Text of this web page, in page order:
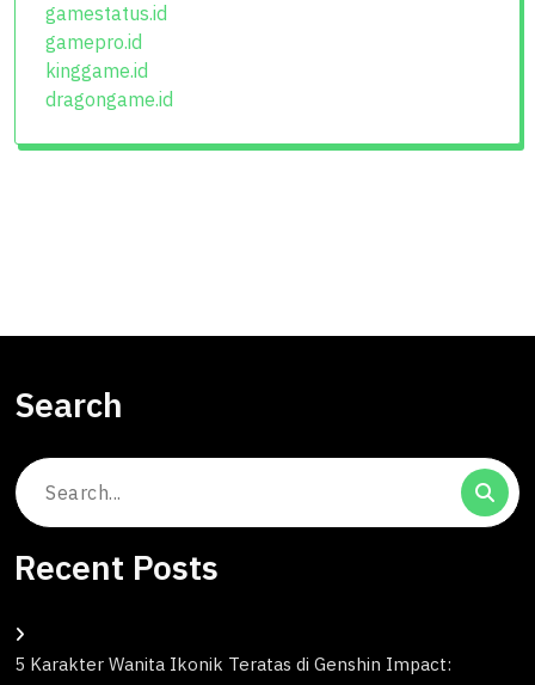
gamestatus.id
gamepro.id
kinggame.id
dragongame.id
Search
Search
Recent Posts
5 Karakter Wanita Ikonik Teratas di Genshin Impact: